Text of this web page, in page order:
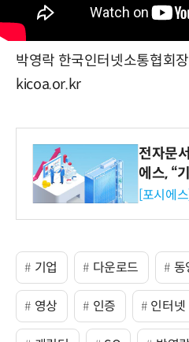
박영락 한국인터넷소통협회
kicoa.or.kr
전자문
에스, “
환원 강
[포시에
기업 다운로드 동
영상 인증 인터넷